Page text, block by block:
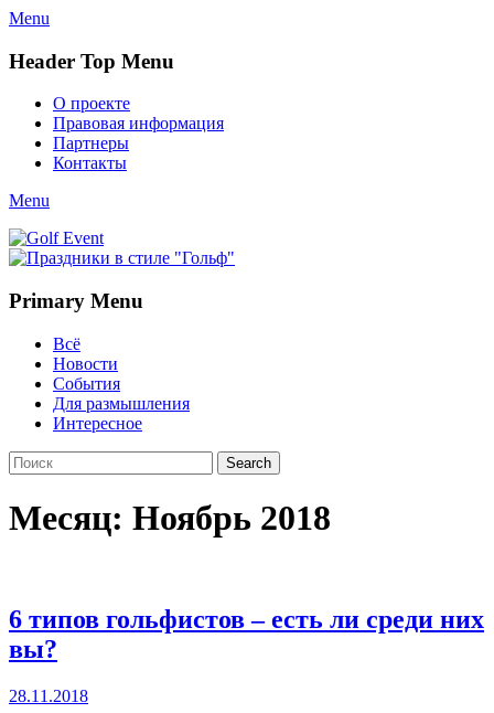
Menu
Header Top Menu
Skip
content
О проекте
Правовая информация
Партнеры
Контакты
Twitter
Email
YouTube
Website
Link
Menu
Golf Event
СМИ о гольфе, гольф-события, новости гольфа. Russian golf
Primary Menu
Skip
content
Всё
Новости
События
Для размышления
Интересное
Search
Search
for:
Месяц: Ноябрь 2018
6 типов гольфистов – есть ли среди них
вы?
Posted
28.11.2018